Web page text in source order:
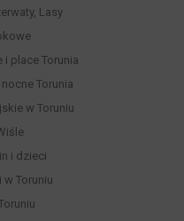
Lasy
i place Torunia
Torunia
w Toruniu
i dzieci
Toruniu